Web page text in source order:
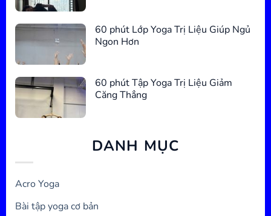
60 phút Lớp Yoga Trị Liệu Giúp Ngủ
Ngon Hơn
60 phút Tập Yoga Trị Liệu Giảm
Căng Thẳng
DANH MỤC
Acro Yoga
Bài tập yoga cơ bản